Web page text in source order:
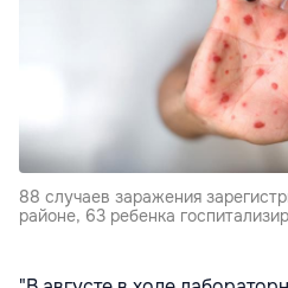
88 случаев заражения
районе, 63 ребенка